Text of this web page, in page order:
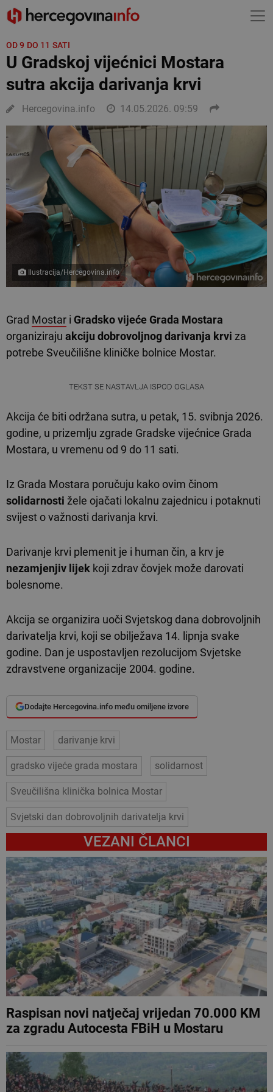
OD 9 DO 11 SATI
U Gradskoj vijećnici Mostara
sutra akcija darivanja krvi
Hercegovina.info 14.05.2026. 09:59
Ilustracija/Hercegovina.info
Grad Mostar i Gradsko vijeće Grada Mostara
organiziraju akciju dobrovoljnog darivanja krvi za
potrebe Sveučilišne kliničke bolnice Mostar.
TEKST SE NASTAVLJA ISPOD OGLASA
Akcija će biti održana sutra, u petak, 15. svibnja 2026.
godine, u prizemlju zgrade Gradske vijećnice Grada
Mostara, u vremenu od 9 do 11 sati.
Iz Grada Mostara poručuju kako ovim činom
solidarnosti žele ojačati lokalnu zajednicu i potaknuti
svijest o važnosti darivanja krvi.
Darivanje krvi plemenit je i human čin, a krv je
nezamjenjiv lijek koji zdrav čovjek može darovati
bolesnome.
Akcija se organizira uoči Svjetskog dana dobrovoljnih
darivatelja krvi, koji se obilježava 14. lipnja svake
godine. Dan je uspostavljen rezolucijom Svjetske
zdravstvene organizacije 2004. godine.
Dodajte Hercegovina.info među omiljene izvore
Mostar darivanje krvi
gradsko vijeće grada mostara solidarnost
Sveučilišna klinička bolnica Mostar
Svjetski dan dobrovoljnih darivatelja krvi
VEZANI ČLANCI
Raspisan novi natječaj vrijedan 70.000 KM
za zgradu Autocesta FBiH u Mostaru